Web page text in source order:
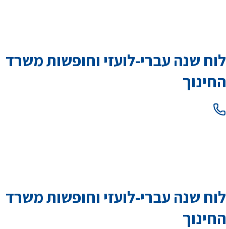
לוח שנה עברי-לועזי וחופשות משרד
החינוך
לוח שנה עברי-לועזי וחופשות משרד
החינוך